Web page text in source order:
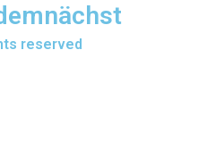
reserved